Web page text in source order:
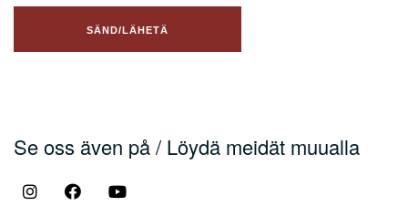
Se oss även på / Löydä meidät muualla